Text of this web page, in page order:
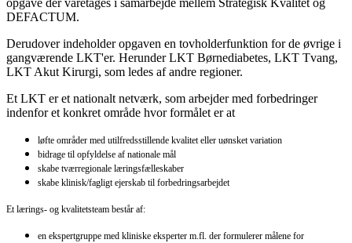
opgave der varetages i samarbejde mellem Strategisk Kvalitet og
DEFACTUM.
Derudover indeholder opgaven en tovholderfunktion for de øvrige i
gangværende LKT'er. Herunder LKT Børnediabetes, LKT Tvang,
LKT Akut Kirurgi, som ledes af andre regioner.
Et LKT er et nationalt netværk, som arbejder med forbedringer
indenfor et konkret område hvor formålet er at
løfte områder med utilfredsstillende kvalitet eller uønsket variation
bidrage til opfyldelse af nationale mål
skabe tværregionale læringsfælleskaber
skabe klinisk/fagligt ejerskab til forbedringsarbejdet
Et lærings- og kvalitetsteam består af:
en ekspertgruppe med kliniske eksperter m.fl. der formulerer målene for